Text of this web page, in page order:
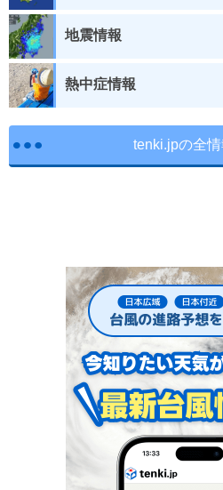
地震情報
熱中症情報
tenki.jpの全